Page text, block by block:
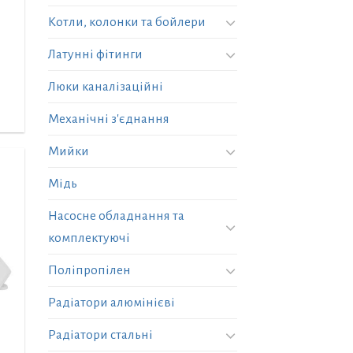
Котли, колонки та бойлери
Латунні фітинги
Люки каналізаційні
Механічні з'єднання
Мийки
Мідь
Насосне обладнання та
комплектуючі
Поліпропілен
Радіатори алюмінієві
Радіатори стальні